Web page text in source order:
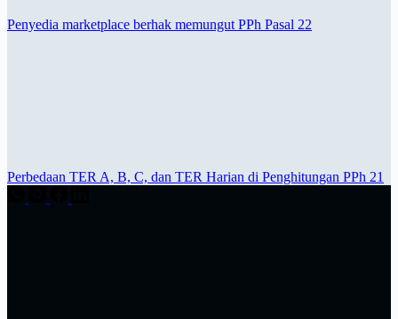
Penyedia marketplace berhak memungut PPh Pasal 22
Perbedaan TER A, B, C, dan TER Harian di Penghitungan PPh 21